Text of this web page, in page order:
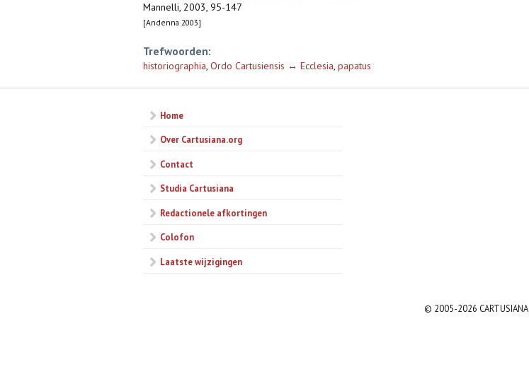
Mannelli, 2003, 95-147
[Andenna 2003]
Trefwoorden:
historiographia, Ordo Cartusiensis ↔ Ecclesia, papatus
Home
Over Cartusiana.org
Contact
Studia Cartusiana
Redactionele afkortingen
Colofon
Laatste wijzigingen
© 2005-2026 CARTUSIANA